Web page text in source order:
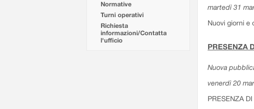
Normative
Turni operativi
Richiesta
informazioni/Contatta
l'ufficio
martedì 31
Nuovi giorni
PRESENZA
Nuova
venerdì 20
PRESENZA